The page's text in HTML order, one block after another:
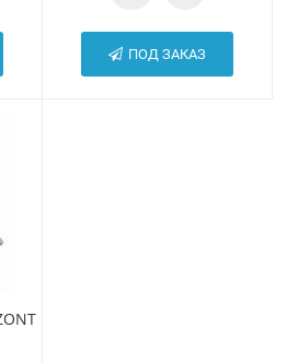
ПОД ЗАКАЗ